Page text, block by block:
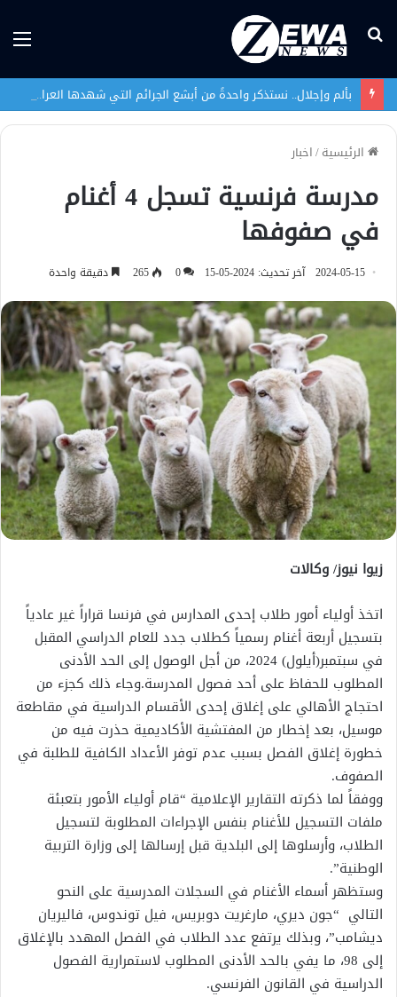
بحث
بألم وإجلال.. نستذكر واحدةً من أبشع الجرائم التي شهدها العراق في تاريخه الحديث
الرئيسية/اخبار
مدرسة فرنسية تسجل 4 أغنام
في صفوفها
2024-05-15 آخر تحديث: 2024-05-15 0
265 دقيقة واحدة
زيوا نيوز/ وكالات
اتخذ أولياء أمور طلاب إحدى المدارس في فرنسا قراراً غير عادياً
بتسجيل أربعة أغنام رسمياً كطلاب جدد للعام الدراسي المقبل
في سبتمبر(أيلول) 2024، من أجل الوصول إلى الحد الأدنى
المطلوب للحفاظ على أحد فصول المدرسة.وجاء ذلك كجزء من
احتجاج الأهالي على إغلاق إحدى الأقسام الدراسية في مقاطعة
موسيل، بعد إخطار من المفتشية الأكاديمية حذرت فيه من
خطورة إغلاق الفصل بسبب عدم توفر الأعداد الكافية للطلبة في
الصفوف.
ووفقاً لما ذكرته التقارير الإعلامية “قام أولياء الأمور بتعبئة
ملفات التسجيل للأغنام بنفس الإجراءات المطلوبة لتسجيل
الطلاب، وأرسلوها إلى البلدية قبل إرسالها إلى وزارة التربية
الوطنية”.
وستظهر أسماء الأغنام في السجلات المدرسية على النحو
التالي “جون ديري، مارغريت دوبريس، فيل توندوس، فاليريان
ديشامب”، وبذلك يرتفع عدد الطلاب في الفصل المهدد بالإغلاق
إلى 98، ما يفي بالحد الأدنى المطلوب لاستمرارية الفصول
الدراسية في القانون الفرنسي.